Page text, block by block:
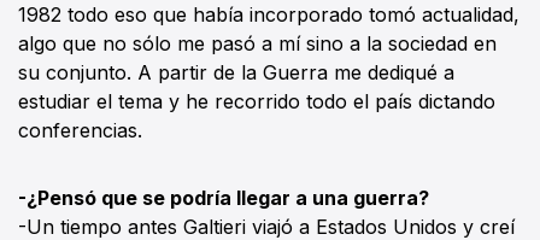
1982 todo eso que había incorporado tomó actualidad,
algo que no sólo me pasó a mí sino a la sociedad en
su conjunto. A partir de la Guerra me dediqué a
estudiar el tema y he recorrido todo el país dictando
conferencias.
-¿Pensó que se podría llegar a una guerra?
-Un tiempo antes Galtieri viajó a Estados Unidos y creí